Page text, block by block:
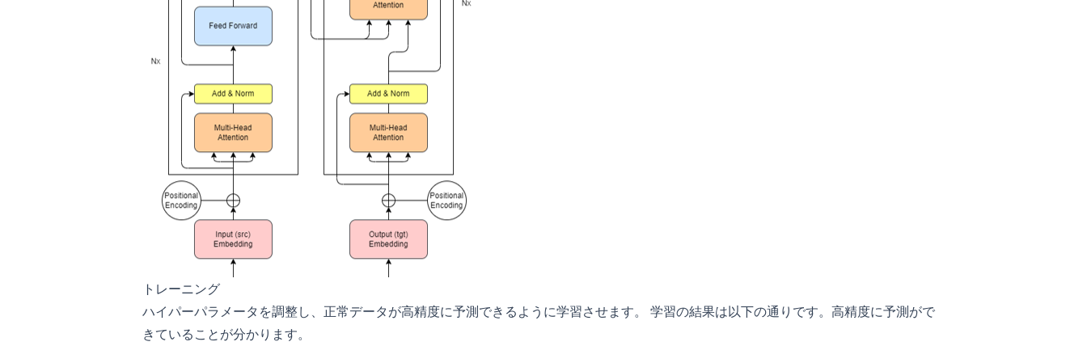
トレーニング
ハイパーパラメータを調整し、正常データが高精度に予測できるように学習させます。 学習の結果は以下の通りです。高精度に予測がで
きていることが分かります。